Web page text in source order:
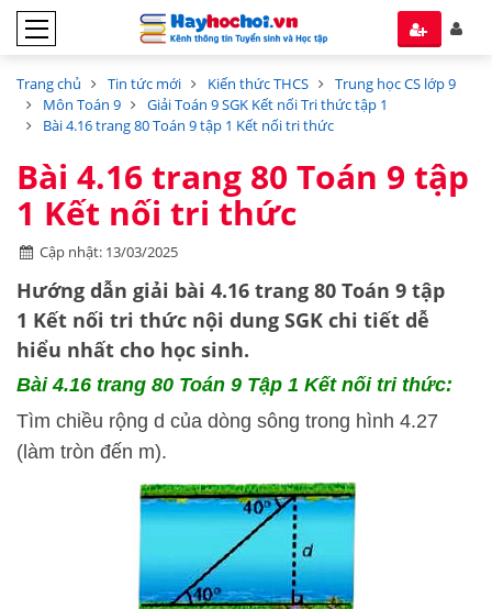
Trang chủ Tin tức mới Kiến thức THCS
Trung học CS lớp 9
Môn Toán 9
Giải Toán 9 SGK Kết nối Tri thức tập 1
Bài 4.16 trang 80 Toán 9 tập 1 Kết nối tri thức
Bài 4.16 trang 80 Toán 9 tập
1 Kết nối tri thức
Cập nhật: 13/03/2025
Hướng dẫn giải bài 4.16 trang 80 Toán 9 tập
1 Kết nối tri thức nội dung SGK chi tiết dễ
hiểu nhất cho học sinh.
Bài 4.16 trang 80 Toán 9 Tập 1 Kết nối tri thức:
Tìm chiều rộng d của dòng sông trong hình 4.27
(làm tròn đến m).